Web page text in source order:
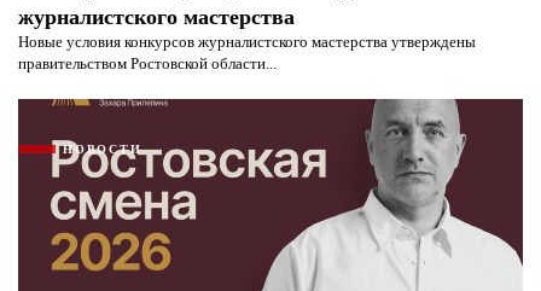
журналистского мастерства
Новые условия конкурсов журналистского мастерства утверждены
правительством Ростовской области...
НОВОСТИ